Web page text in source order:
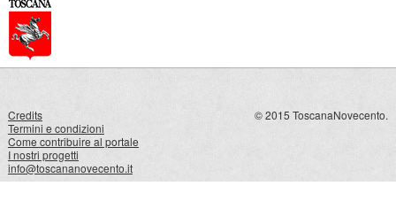
Credits
Termini e condizioni
Come contribuire al portale
I nostri progetti
info@toscananovecento.it
© 2015 ToscanaNovecento.